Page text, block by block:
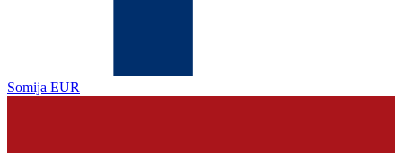
Somija EUR